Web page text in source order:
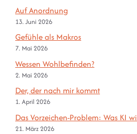
Auf Anordnung
13. Juni 2026
Gefühle als Makros
7. Mai 2026
Wessen Wohlbefinden?
2. Mai 2026
Der, der nach mir kommt
1. April 2026
Das Vorzeichen-Problem: Was KI
21. März 2026